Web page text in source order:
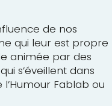
de nos
qui leur est propre
animée par des
s’éveillent dans
Fablab ou